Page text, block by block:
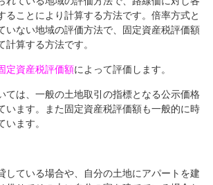
ることにより計算する方法です。倍率方式と
いない地域の評価方法で、固定資産税評価額
算する方法です。
定資産税評価額によって評価します。
ては、一般の土地取引の指標となる公示価格
います。また固定資産税評価額も一般的に時
ます。
している場合や、自分の土地にアパートを建